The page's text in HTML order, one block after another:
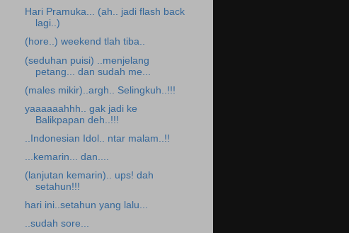
Hari Pramuka... (ah.. jadi flash back
lagi..)
(hore..) weekend tlah tiba..
(seduhan puisi) ..menjelang
petang... dan sudah me...
(males mikir)..argh.. Selingkuh..!!!
yaaaaaahhh.. gak jadi ke
Balikpapan deh..!!!
..Indonesian Idol.. ntar malam..!!
...kemarin... dan....
(lanjutan kemarin).. ups! dah
setahun!!!
hari ini..setahun yang lalu...
..sudah sore...